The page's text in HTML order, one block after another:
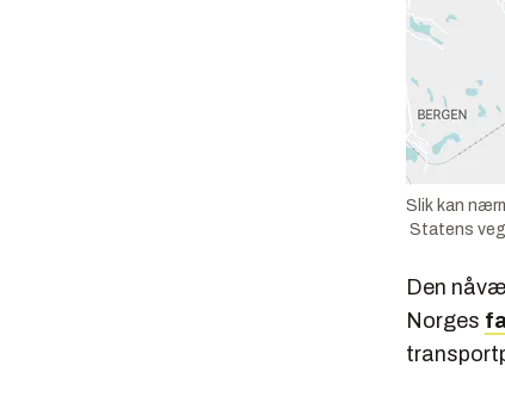
Slik kan
Statens
Den
Norges